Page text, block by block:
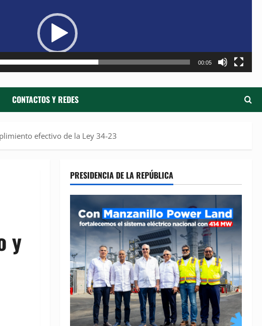
00:05
CONTACTOS Y REDES
efectivo de la Ley 34-23
y
PRESIDENCIA DE LA REPÚBLICA